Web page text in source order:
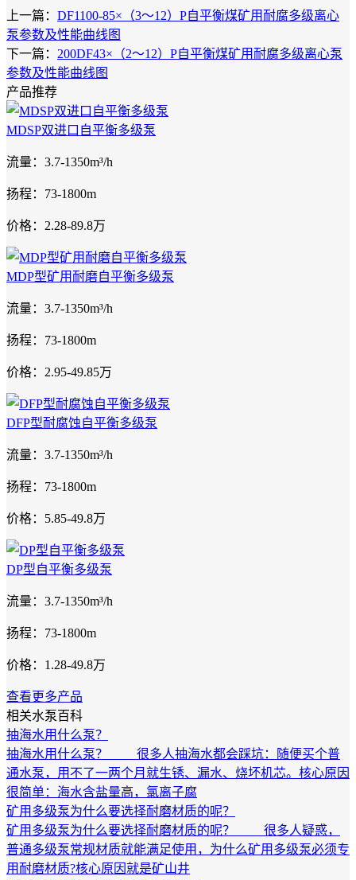
上一篇： DF1100-85×（3～12）P自平衡煤矿用耐腐多级离心
泵参数及性能曲线图
下一篇： 200DF43×（2～12）P自平衡煤矿用耐腐多级离心泵
参数及性能曲线图
产品推荐
MDSP双进口自平衡多级泵
流量：3.7-1350m³/h
扬程：73-1800m
价格：2.28-89.8万
MDP型矿用耐磨自平衡多级泵
流量：3.7-1350m³/h
扬程：73-1800m
价格：2.95-49.85万
DFP型耐腐蚀自平衡多级泵
流量：3.7-1350m³/h
扬程：73-1800m
价格：5.85-49.8万
DP型自平衡多级泵
流量：3.7-1350m³/h
扬程：73-1800m
价格：1.28-49.8万
查看更多产品
相关水泵百科
抽海水用什么泵？
抽海水用什么泵？ 很多人抽海水都会踩坑：随便买个普
通水泵，用不了一两个月就生锈、漏水、烧坏机芯。核心原因
很简单：海水含盐量高，氯离子腐
矿用多级泵为什么要选择耐磨材质的呢？
矿用多级泵为什么要选择耐磨材质的呢？ 很多人疑惑，
普通多级泵常规材质就能满足使用，为什么矿用多级泵必须专
用耐磨材质?核心原因就是矿山井